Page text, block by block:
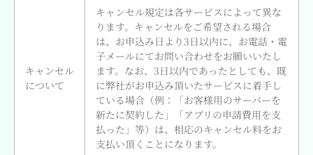
キャンセル
について
キャンセル規定は各サービスによって異な
ります。キャンセルをご希望される場合
は、お申込み日より3日以内に、お電話・電
子メールにてお問い合わせをお願いいたし
ます。なお、3日以内であったとしても、既
に弊社がお申込み頂いたサービスに着手し
ている場合（例：「お客様用のサーバーを
新たに契約した」「アプリの申請費用を支
払った」等）は、相応のキャンセル料をお
支払い頂くことになります。